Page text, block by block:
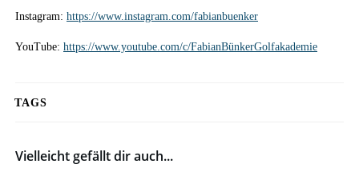
Instagram: https://www.instagram.com/fabianbuenker
YouTube: https://www.youtube.com/c/FabianBünkerGolfakademie
TAGS
Vielleicht gefällt dir auch...